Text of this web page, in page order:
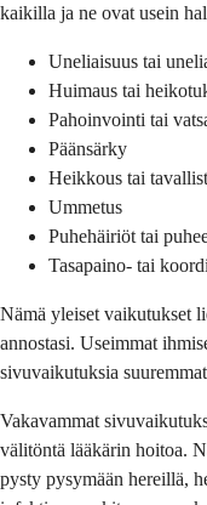
kaikilla ja ne ovat usein
Uneliaisuus tai
Huimaus tai
Pahoinvointi tai
Päänsärky
Heikkous tai
Ummetus
Puhehäiriöt tai
Tasapaino- tai
Nämä yleiset vaikutukset
annostasi. Useimmat
sivuvaikutuksia
Vakavammat
välitöntä lääkärin hoitoa.
pysty pysymään hereillä,